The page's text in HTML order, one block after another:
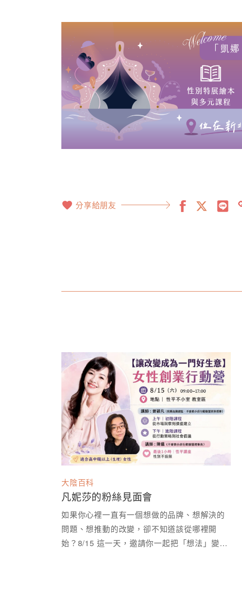
分享給朋友
大陰百科
凡妮莎的粉絲見面會
如果你心裡一直有一個想做的品牌、想解決的
問題、想推動的改變，卻不知道該從哪裡開
始？8/15 這一天，邀請你一起把「想法」變成